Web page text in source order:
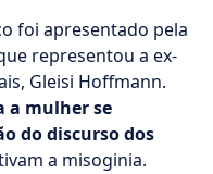
foi apresentado pela
representou a ex-
Gleisi Hoffmann.
a mulher se
do discurso dos
a misoginia.